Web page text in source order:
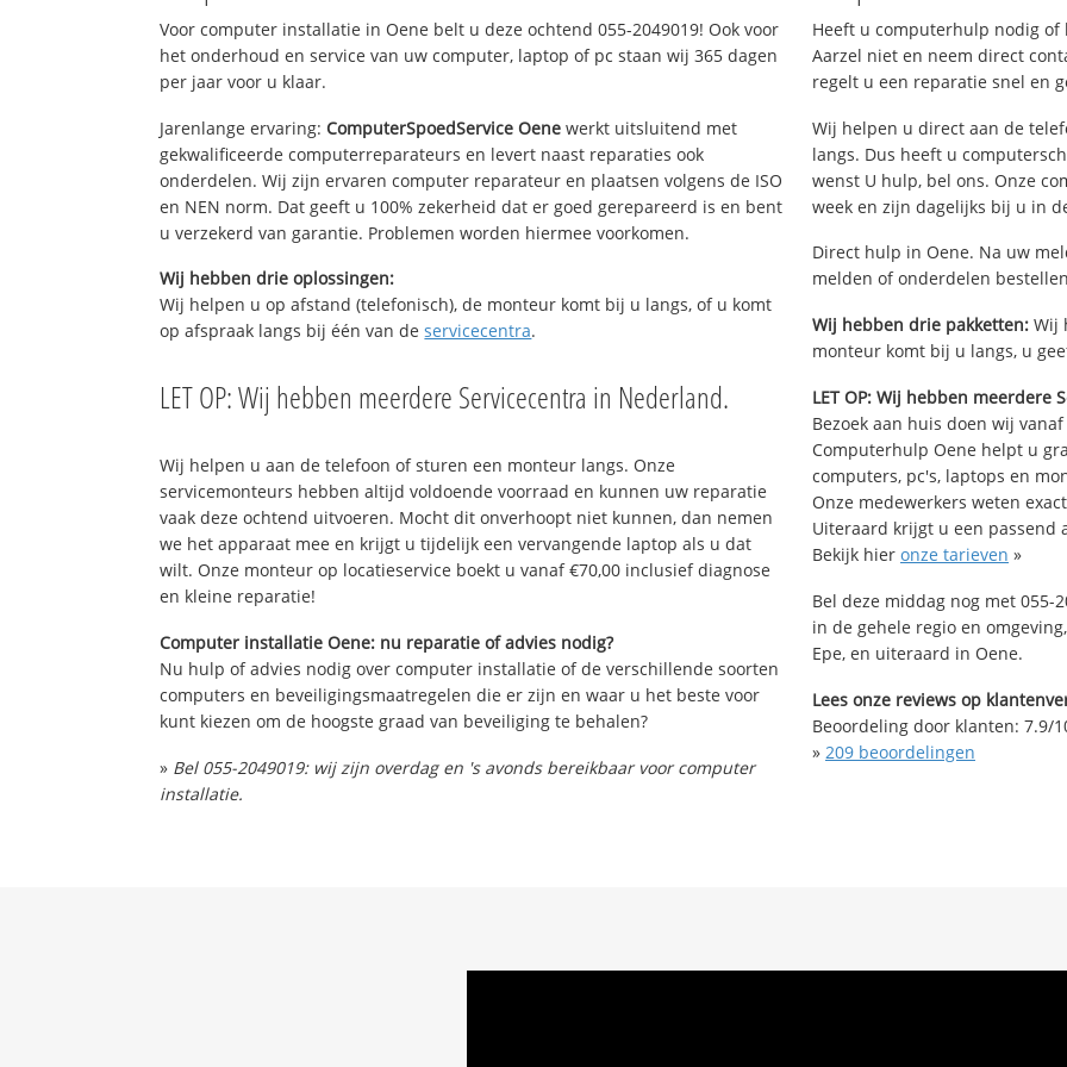
Voor computer installatie in Oene belt u deze ochtend 055-2049019! Ook voor
het onderhoud en service van uw computer, laptop of pc staan wij 365 dagen
per jaar voor u klaar.
Jarenlange ervaring:ComputerSpoedService Oene werkt uitsluitend met
gekwalificeerde computerreparateurs en levert naast reparaties ook
onderdelen. Wij zijn ervaren computer reparateur en plaatsen volgens de ISO
en NEN norm. Dat geeft u 100% zekerheid dat er goed gerepareerd is en bent
u verzekerd van garantie. Problemen worden hiermee voorkomen.
Wij hebben drie oplossingen:
Wij helpen u op afstand (telefonisch), de monteur komt bij u langs, of u komt
op afspraak langs bij één van deservicecentra.
LET OP: Wij hebben meerdere Servicecentra in Nederland.
Wij helpen u aan de telefoon of sturen een monteur langs. Onze
servicemonteurs hebben altijd voldoende voorraad en kunnen uw reparatie
vaak deze ochtend uitvoeren. Mocht dit onverhoopt niet kunnen, dan nemen
we het apparaat mee en krijgt u tijdelijk een vervangende laptop als u dat
wilt. Onze monteur op locatieservice boekt u vanaf €70,00 inclusief diagnose
en kleine reparatie!
Computer installatie Oene: nu reparatie of advies nodig?
Nu hulp of advies nodig over computer installatie of de verschillende soorten
computers en beveiligingsmaatregelen die er zijn en waar u het beste voor
kunt kiezen om de hoogste graad van beveiliging te behalen?
» Bel 055-2049019: wij zijn overdag en 's avonds bereikbaar voor computer
installatie.
Heeft u computerhulp nodig of
Aarzel niet en neem direct
regelt u een reparatie snel en
Wij helpen u direct aan de
langs. Dus heeft u
wenst U hulp, bel ons. Onze
week en zijn dagelijks bij u in
Direct hulp in Oene. Na uw
melden of onderdelen
Wij hebben drie pakketten: Wij
monteur komt bij u langs, u
LET OP: Wij hebben meerdere
Bezoek aan huis doen wij
Computerhulp Oene helpt u
computers, pc's, laptops en
Onze medewerkers weten
Uiteraard krijgt u een passend
Bekijk hier onze tarieven »
Bel deze middag nog met 055-
in de gehele regio en
Epe, en uiteraard in Oene.
Lees onze reviews op
Beoordeling door klanten: 7.9/
» 209 beoordelingen